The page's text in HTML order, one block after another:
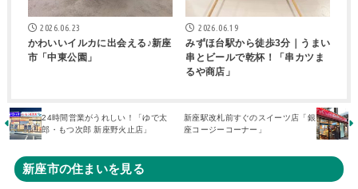
2026.06.23
かわいいイルカに出会える♪新座
市「中東公園」
2026.06.19
みずほ台駅から徒歩3分｜うまい
串とビールで乾杯！「串カツま
るや商店」
24時間営業がうれしい！「ゆで太
郎・もつ次郎 新座野火止店」
新座駅改札前すぐのスイーツ店「銀
座コージーコーナー」
新座市の住まいを見る